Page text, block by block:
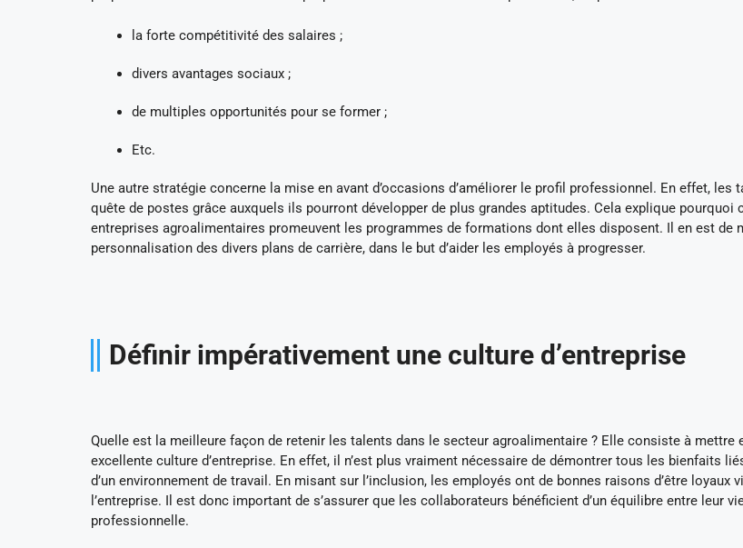
la forte compétitivité des salaires ;
divers avantages sociaux ;
de multiples opportunités pour se former ;
Etc.
Une autre stratégie concerne la mise en avant d’occasions d’améliorer le profil professionnel. En effet, les
quête de postes grâce auxquels ils pourront développer de plus grandes aptitudes. Cela explique pourquoi
entreprises agroalimentaires promeuvent les programmes de formations dont elles disposent. Il en est de
personnalisation des divers plans de carrière, dans le but d’aider les employés à progresser.
Définir impérativement une culture d’entreprise
Quelle est la meilleure façon de retenir les talents dans le secteur agroalimentaire ? Elle consiste à mettre
excellente culture d’entreprise. En effet, il n’est plus vraiment nécessaire de démontrer tous les bienfaits
d’un environnement de travail. En misant sur l’inclusion, les employés ont de bonnes raisons d’être loyaux
l’entreprise. Il est donc important de s’assurer que les collaborateurs bénéficient d’un équilibre entre leur
professionnelle.